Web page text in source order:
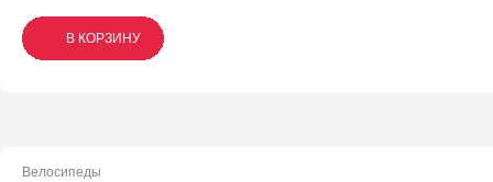
В КОРЗИНУ
В КОРЗИНУ
В КОРЗИНУ
Велосипеды